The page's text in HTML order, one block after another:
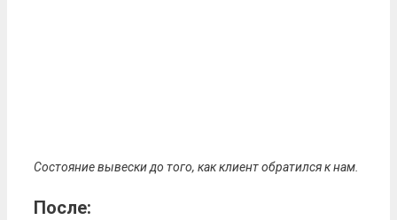
Состояние вывески до того, как клиент обратился к нам.
После: